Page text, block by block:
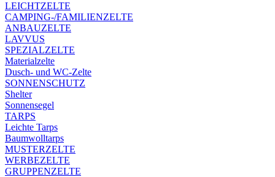
LEICHTZELTE
CAMPING-/FAMILIENZELTE
ANBAUZELTE
LAVVUS
SPEZIALZELTE
Materialzelte
Dusch- und WC-Zelte
SONNENSCHUTZ
Shelter
Sonnensegel
TARPS
Leichte Tarps
Baumwolltarps
MUSTERZELTE
WERBEZELTE
GRUPPENZELTE